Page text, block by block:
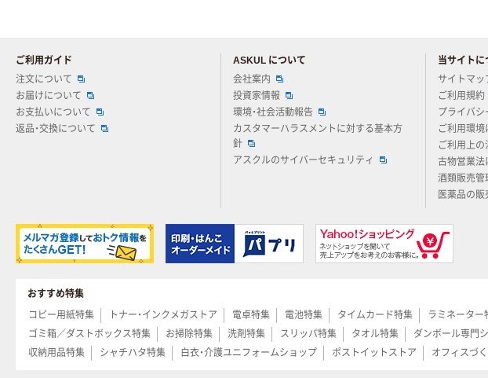
ご利用ガイド
注文について
お届けについて
お支払いについて
返品・交換について
ASKUL について
会社案内
投資家情報
環境・社会活動報告
カスタマーハラスメントに対する基本方
針
アスクルのサイバーセキュリティ
当サイトに
サイトマッ
ご利用規約
プライバシ
ご利用環境
ご利用上の
古物営業法
酒類販売管
医薬品の
おすすめ特集
コピー用紙特集
トナー・インクメガストア 電卓特集 電池特集 タイムカード特集 ラミネーター
ゴミ箱／ダストボックス特集
お掃除特集 洗剤特集 スリッパ特集 タオル特集 ダンボール専門
収納用品特集
シャチハタ特集 白衣・介護ユニフォームショップ ポストイットストア オフィスづ